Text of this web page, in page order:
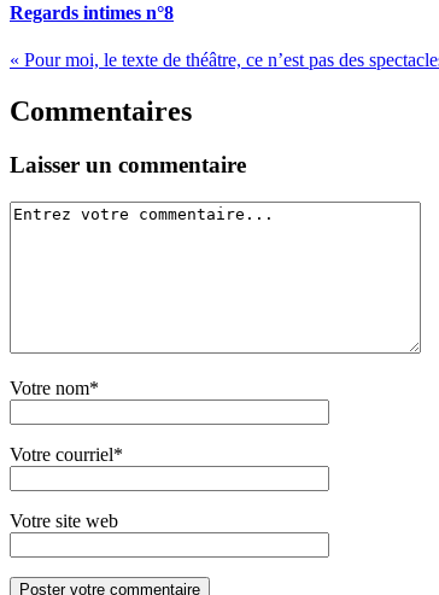
Regards intimes n°8
« Pour moi, le texte de théâtre, ce n’est pas des
Commentaires
Laisser un commentaire
Votre nom*
Votre courriel*
Votre site web